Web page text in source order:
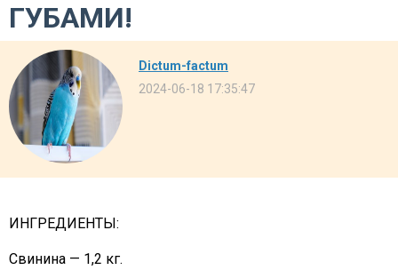
ГУБАМИ!
Dictum-factum
2024-06-18 17:35:47
ИНГРЕДИЕНТЫ:
Свинина — 1,2 кг.